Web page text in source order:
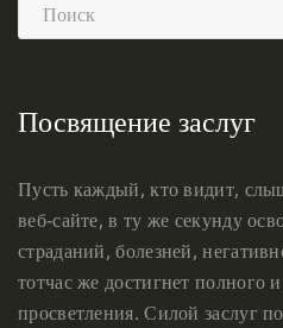
Посвящение заслуг
Пусть каждый, кто видит,
веб-сайте, в ту же секунду
страданий, болезней,
тотчас же достигнет полного
просветления. Силой заслуг